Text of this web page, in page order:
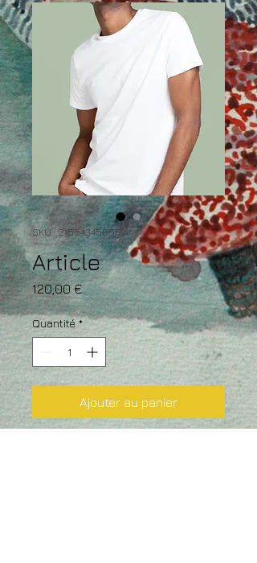
SKU : 21554345656
Article
120,00 €Prix
Quantité *
Ajouter au panier